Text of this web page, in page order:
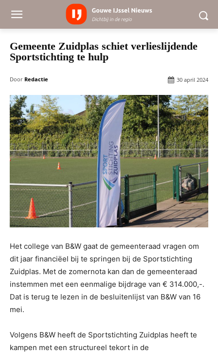
Gemeente Zuidplas schiet verlieslijdende
Sportstichting te hulp
Door Redactie 30 april 2024
Het college van B&W gaat de gemeenteraad vragen om
dit jaar financiëel bij te springen bij de Sportstichting
Zuidplas. Met de zomernota kan dan de gemeenteraad
instemmen met een eenmalige bijdrage van € 314.000,-.
Dat is terug te lezen in de besluitenlijst van B&W van 16
mei.
Volgens B&W heeft de Sportstichting Zuidplas heeft te
kampen met een structureel tekort in de